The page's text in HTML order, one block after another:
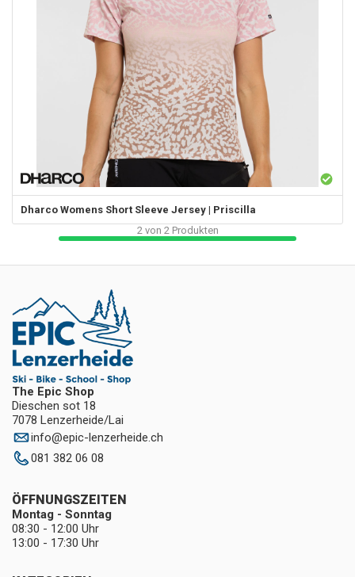
Dharco Womens Short Sleeve Jersey | Priscilla
2 von 2 Produkten
The Epic Shop
Dieschen sot 18
7078 Lenzerheide/Lai
info@epic-lenzerheide.ch
081 382 06 08
ÖFFNUNGSZEITEN
Montag - Sonntag
08:30 - 12:00 Uhr
13:00 - 17:30 Uhr